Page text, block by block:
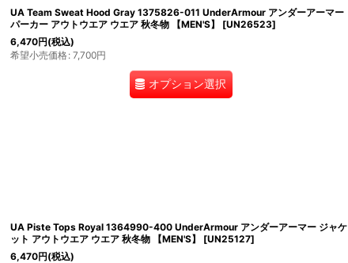
UA Team Sweat Hood Gray 1375826-011 UnderArmour アンダーアーマー
パーカー アウトウエア ウエア 秋冬物 【MEN'S】
[UN26523]
6,470円(税込)
希望小売価格: 7,700円
オプション選択
UA Piste Tops Royal 1364990-400 UnderArmour アンダーアーマー ジャケ
ット アウトウエア ウエア 秋冬物 【MEN'S】
[UN25127]
6,470円(税込)